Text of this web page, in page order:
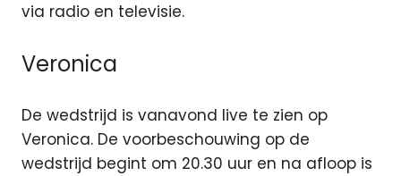
via radio en televisie.
Veronica
De wedstrijd is vanavond live te zien op
Veronica. De voorbeschouwing op de
wedstrijd begint om 20.30 uur en na afloop is